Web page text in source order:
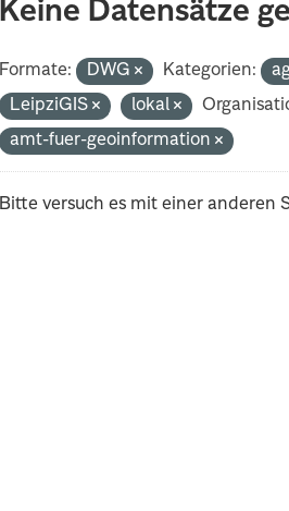
Keine Datensätze
Formate: DWG Kategorien:
LeipziGIS
lokal
amt-fuer-geoinformation
Bitte versuch es mit einer anderen